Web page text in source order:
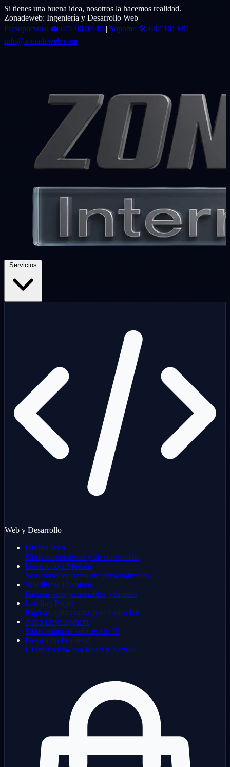
Si tienes una buena idea, nosotros la hacemos realidad.
Zonadeweb: Ingeniería y Desarrollo Web
Presupuestos: 💼 675 66 04 43 | Soporte: 🛠️ 687 161 691 |
info@zonadeweb.com
Web y Desarrollo
Diseño Web
Sitios corporativos y de conversión
Desarrollo a Medida
Soluciones de software personalizadas
WordPress Premium
Páginas autogestionables y rápidas
Landing Pages
Páginas optimizadas para captación
Astro Development
Sitios estáticos veloces sin JS
Desarrollo Frontend
UI interactiva con React y NextJS